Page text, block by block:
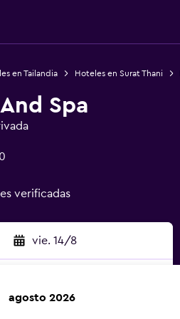
en Tailandia Hoteles en Surat Thani
Spa
verificadas
vie. 14/8
agosto 2026